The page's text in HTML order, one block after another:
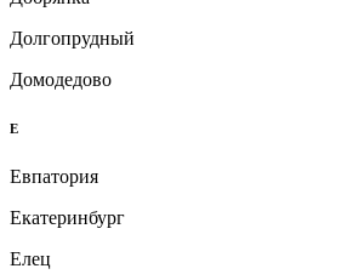
Долгопрудный
Домодедово
Е
Евпатория
Екатеринбург
Елец